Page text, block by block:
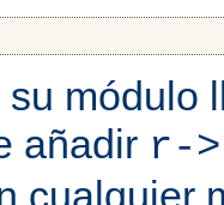
módulo
añadir r-
cualquier